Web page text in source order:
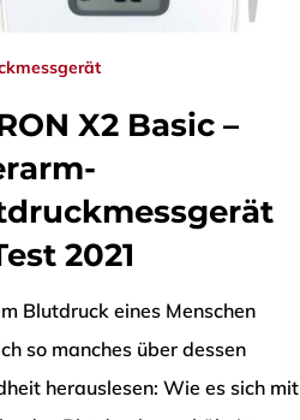
X2 Basic –
2021
Blutdruck eines Menschen
so manches über dessen
herauslesen: Wie es sich mit